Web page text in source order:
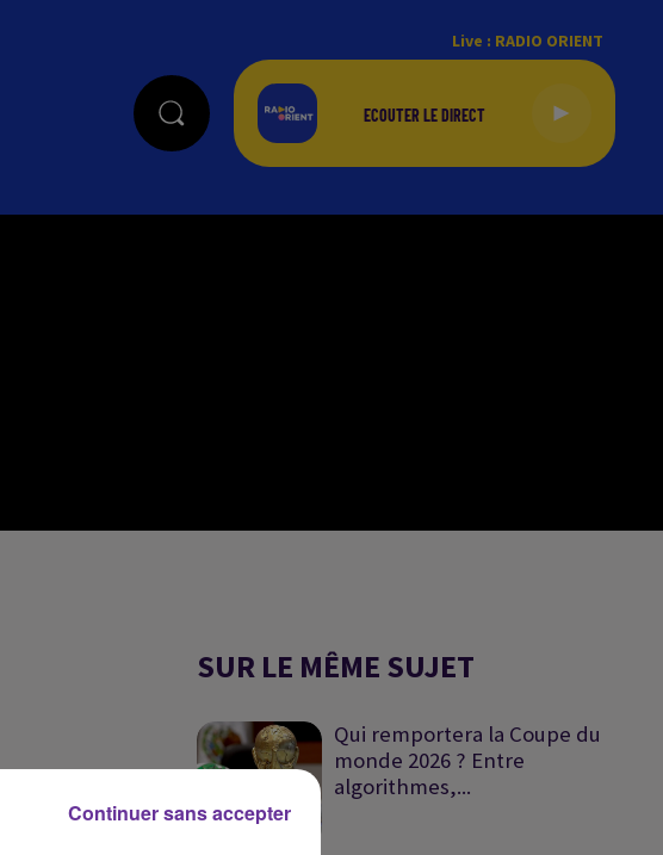
Live : RADIO ORIENT
SUR LE MÊME SUJET
Qui remportera la Coupe du
monde 2026 ? Entre
algorithmes,...
Continuer sans accepter